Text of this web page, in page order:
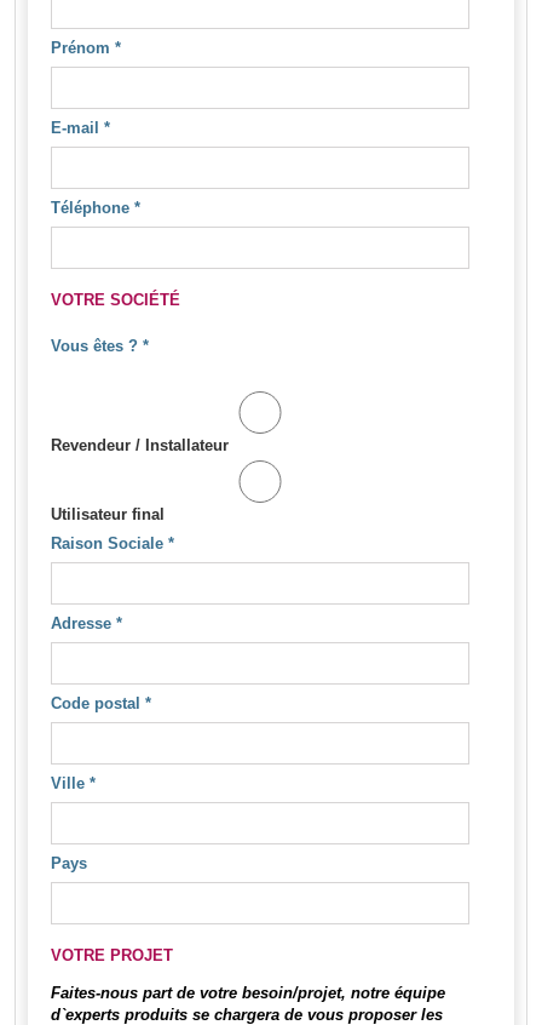
Prénom *
E-mail *
Téléphone *
VOTRE SOCIÉTÉ
Vous êtes ? *
Revendeur / Installateur
Utilisateur final
Raison Sociale *
Adresse *
Code postal *
Ville *
Pays
VOTRE PROJET
Faites-nous part de votre besoin/projet, notre équipe
d`experts produits se chargera de vous proposer les